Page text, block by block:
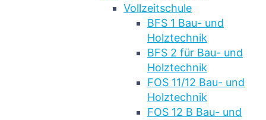
Vollzeitschule
BFS 1 Bau- und
Holztechnik
BFS 2 für Bau- und
Holztechnik
FOS 11/12 Bau- und
Holztechnik
FOS 12 B Bau- und